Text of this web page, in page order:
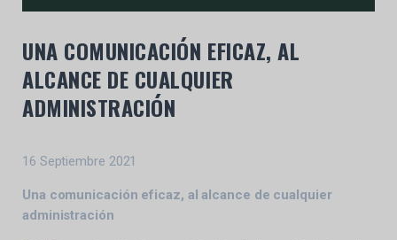
UNA COMUNICACIÓN EFICAZ, AL
ALCANCE DE CUALQUIER
ADMINISTRACIÓN
16 Septiembre 2021
Una comunicación eficaz, al alcance de cualquier
administración